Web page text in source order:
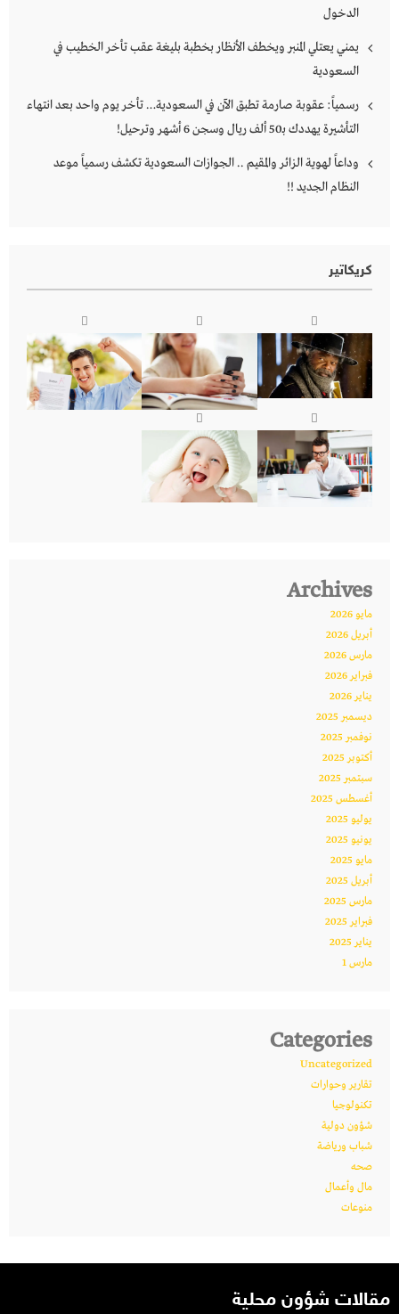
الدخول
يمني يعتلي المنبر ويخطف الأنظار بخطبة بليغة عقب تأخر الخطيب في
السعودية
رسمياً: عقوبة صارمة تطبق الآن في السعودية… تأخر يوم واحد بعد انتهاء
التأشيرة يهددك بـ50 ألف ريال وسجن 6 أشهر وترحيل!
وداعاً لهوية الزائر والمقيم .. الجوازات السعودية تكشف رسمياً موعد
النظام الجديد !!
كريكاتير
Archives
مايو 2026
أبريل 2026
مارس 2026
فبراير 2026
يناير 2026
ديسمبر 2025
نوفمبر 2025
أكتوبر 2025
سبتمبر 2025
أغسطس 2025
يوليو 2025
يونيو 2025
مايو 2025
أبريل 2025
مارس 2025
فبراير 2025
يناير 2025
مارس 1
Categories
Uncategorized
تقارير وحوارات
تكنولوجيا
شؤون دولية
شباب ورياضة
صحه
مال وأعمال
منوعات
مقالات شؤون محلية